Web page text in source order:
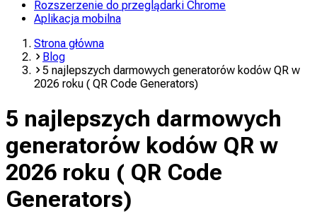
Rozszerzenie do przeglądarki Chrome
Aplikacja mobilna
Strona główna
Blog
5 najlepszych darmowych generatorów kodów QR w
2026 roku ( QR Code Generators)
5 najlepszych darmowych
generatorów kodów QR w
2026 roku ( QR Code
Generators)